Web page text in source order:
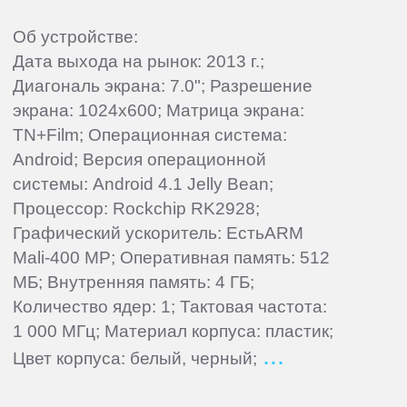
Об устройстве:
Дата выхода на рынок: 2013 г.;
Диагональ экрана: 7.0"; Разрешение
экрана: 1024x600; Матрица экрана:
TN+Film; Операционная система:
Android; Версия операционной
системы: Android 4.1 Jelly Bean;
Процессор: Rockchip RK2928;
Графический ускоритель: ЕстьARM
Mali-400 MP; Оперативная память: 512
МБ; Внутренняя память: 4 ГБ;
Количество ядер: 1; Тактовая частота:
1 000 МГц; Материал корпуса: пластик;
Цвет корпуса: белый, черный;